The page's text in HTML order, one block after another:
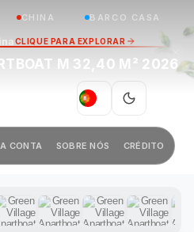
CHINA BARCO CASA
PT
CONTA SOBRE NÓS CRÉDITO
M 32,40 M² 2026
1 / 11
CLIQUE PARA EXPLORAR